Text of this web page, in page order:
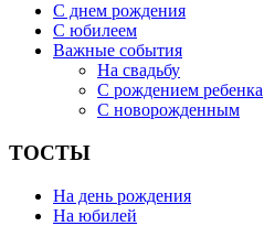
С днем рождения
С юбилеем
Важные события
На свадьбу
С рождением ребенка
С новорожденным
ТОСТЫ
На день рождения
На юбилей